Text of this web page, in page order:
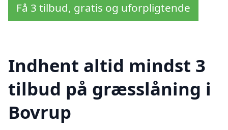
Få 3 tilbud, gratis og uforpligtende
Indhent altid mindst 3
tilbud på græsslåning i
Bovrup